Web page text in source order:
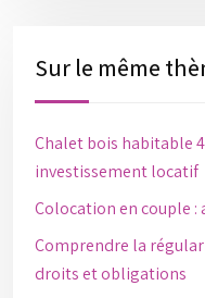
Sur le même
Chalet bois habitable
investissement locatif
Colocation en couple :
Comprendre la
droits et obligations